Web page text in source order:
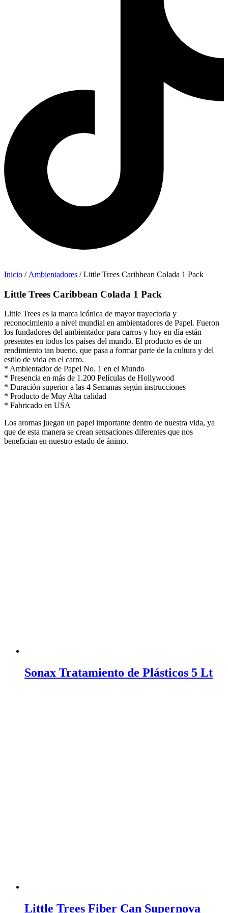
Inicio / Ambientadores / Little Trees Caribbean Colada 1 Pack
Little Trees Caribbean Colada 1 Pack
Little Trees es la marca icónica de mayor trayectoria y
reconocimiento a nivel mundial en ambientadores de Papel. Fueron
los fundadores del ambientador para carros y hoy en día están
presentes en todos los países del mundo. El producto es de un
rendimiento tan bueno, que pasa a formar parte de la cultura y del
estilo de vida en el carro.
* Ambientador de Papel No. 1 en el Mundo
* Presencia en más de 1.200 Películas de Hollywood
* Duración superior a las 4 Semanas según instrucciones
* Producto de Muy Alta calidad
* Fabricado en USA
Los aromas juegan un papel importante dentro de nuestra vida, ya
que de esta manera se crean sensaciones diferentes que nos
benefician en nuestro estado de ánimo.
Sonax Tratamiento de Plásticos 5 Lt
Little Trees Fiber Can Supernova